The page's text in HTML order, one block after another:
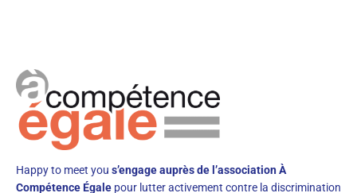
Happy to meet you s’engage auprès de l’association À
Compétence Égale pour lutter activement contre la discrimination